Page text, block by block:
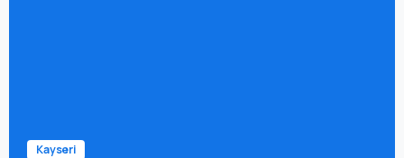
Kayseri